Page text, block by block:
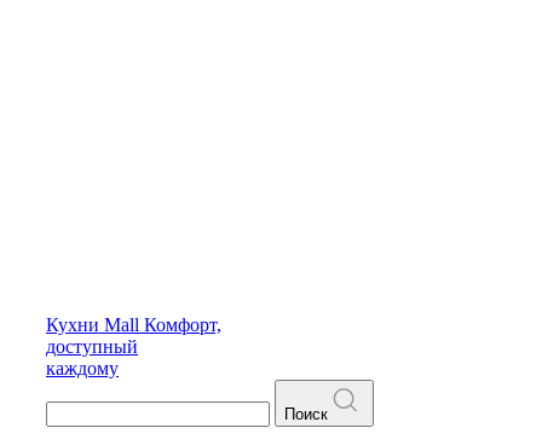
Кухни Mall Комфорт,
доступный
каждому
Поиск